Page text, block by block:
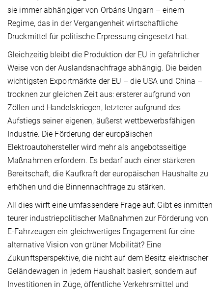
sie immer abhängiger von Orbáns Ungarn – einem
Regime, das in der Vergangenheit wirtschaftliche
Druckmittel für politische Erpressung eingesetzt hat.
Gleichzeitig bleibt die Produktion der EU in gefährlicher
Weise von der Auslandsnachfrage abhängig. Die beiden
wichtigsten Exportmärkte der EU – die USA und China –
trocknen zur gleichen Zeit aus: ersterer aufgrund von
Zöllen und Handelskriegen, letzterer aufgrund des
Aufstiegs seiner eigenen, äußerst wettbewerbsfähigen
Industrie. Die Förderung der europäischen
Elektroautohersteller wird mehr als angebotsseitige
Maßnahmen erfordern. Es bedarf auch einer stärkeren
Bereitschaft, die Kaufkraft der europäischen Haushalte zu
erhöhen und die Binnennachfrage zu stärken.
All dies wirft eine umfassendere Frage auf: Gibt es inmitten
teurer industriepolitischer Maßnahmen zur Förderung von
E-Fahrzeugen ein gleichwertiges Engagement für eine
alternative Vision von grüner Mobilität? Eine
Zukunftsperspektive, die nicht auf dem Besitz elektrischer
Geländewagen in jedem Haushalt basiert, sondern auf
Investitionen in Züge, öffentliche Verkehrsmittel und